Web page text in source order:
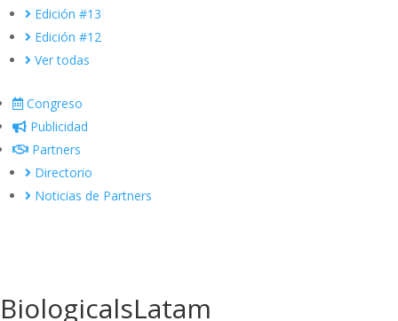
Edición #13
Edición #12
Ver todas
Congreso
Publicidad
Partners
Directorio
Noticias de Partners
BiologicalsLatam